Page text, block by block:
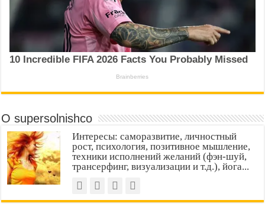
О supersolnishco
Интересы: саморазвитие, личностный
рост, психология, позитивное мышление,
техники исполнений желаний (фэн-шуй,
трансерфинг, визуализации и т.д.), йога...